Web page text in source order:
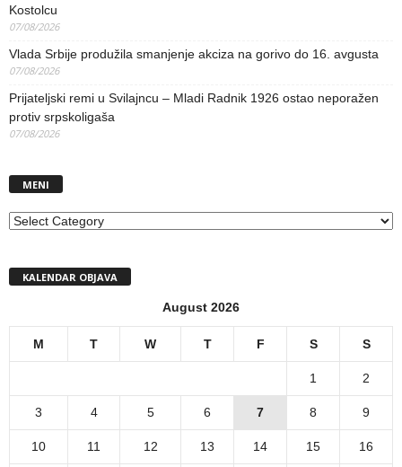
Kostolcu
07/08/2026
Vlada Srbije produžila smanjenje akciza na gorivo do 16. avgusta
07/08/2026
Prijateljski remi u Svilajncu – Mladi Radnik 1926 ostao neporažen
protiv srpskoligaša
07/08/2026
MENI
MENI
KALENDAR OBJAVA
August 2026
M T W T F S S
1 2
3 4 5 6 7 8 9
10 11 12 13 14 15 16